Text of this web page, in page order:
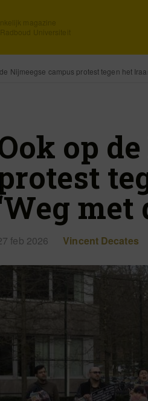
Nijmeegse campus protest tegen het
op
met
feb 2026 Vincent Decates